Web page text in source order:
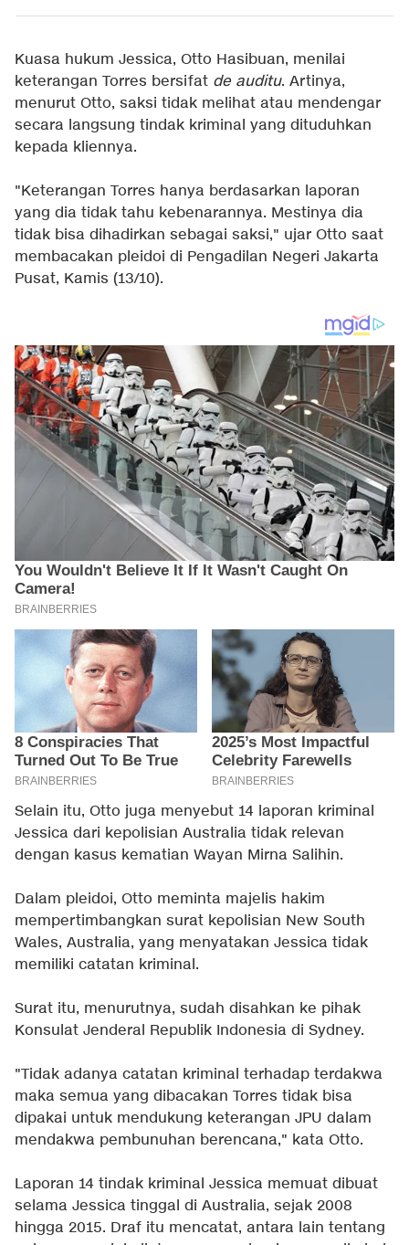
Kuasa hukum Jessica, Otto Hasibuan, menilai
keterangan Torres bersifat de auditu. Artinya,
menurut Otto, saksi tidak melihat atau mendengar
secara langsung tindak kriminal yang dituduhkan
kepada kliennya.
"Keterangan Torres hanya berdasarkan laporan
yang dia tidak tahu kebenarannya. Mestinya dia
tidak bisa dihadirkan sebagai saksi," ujar Otto saat
membacakan pleidoi di Pengadilan Negeri Jakarta
Pusat, Kamis (13/10).
Selain itu, Otto juga menyebut 14 laporan kriminal
Jessica dari kepolisian Australia tidak relevan
dengan kasus kematian Wayan Mirna Salihin.
Dalam pleidoi, Otto meminta majelis hakim
mempertimbangkan surat kepolisian New South
Wales, Australia, yang menyatakan Jessica tidak
memiliki catatan kriminal.
Surat itu, menurutnya, sudah disahkan ke pihak
Konsulat Jenderal Republik Indonesia di Sydney.
"Tidak adanya catatan kriminal terhadap terdakwa
maka semua yang dibacakan Torres tidak bisa
dipakai untuk mendukung keterangan JPU dalam
mendakwa pembunuhan berencana," kata Otto.
Laporan 14 tindak kriminal Jessica memuat dibuat
selama Jessica tinggal di Australia, sejak 2008
hingga 2015. Draf itu mencatat, antara lain tentang